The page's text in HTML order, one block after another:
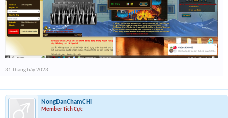
31 Tháng bảy 2023
NongDanChamCHi
Member Tích Cực